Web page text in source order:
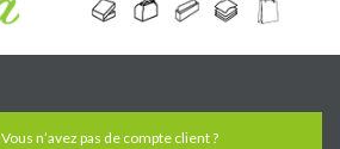
Vous n’avez pas de compte client ?